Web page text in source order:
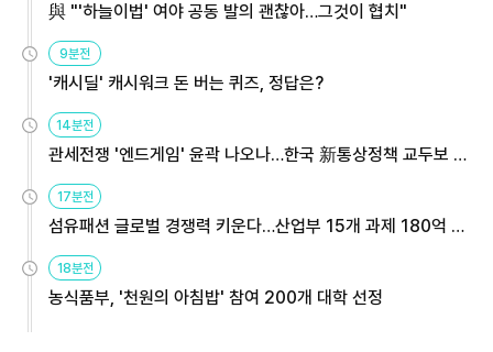
與 "'하늘이법' 여야 공동 발의 괜찮아…그것이 협치"
9분전
'캐시딜' 캐시워크 돈 버는 퀴즈, 정답은?
14분전
관세전쟁 '엔드게임' 윤곽 나오나…한국 新통상정책 교두보 활
용해야
17분전
섬유패션 글로벌 경쟁력 키운다…산업부 15개 과제 180억 지
원
18분전
농식품부, '천원의 아침밥' 참여 200개 대학 선정